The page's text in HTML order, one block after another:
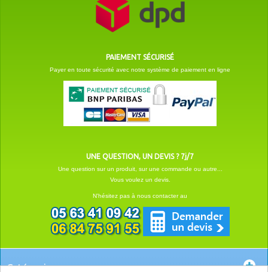
PAIEMENT SÉCURISÉ
Payer en toute sécurité avec notre système de paiement en ligne
UNE QUESTION, UN DEVIS ? 7j/7
Une question sur un produit, sur une commande ou autre...
Vous voulez un devis.
N'hésitez pas à nous contacter au
Catégories